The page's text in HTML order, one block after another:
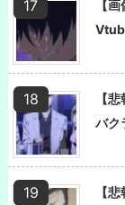
【
【
バク
【